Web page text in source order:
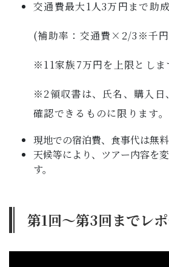
交通費最大1人3万円まで助成
(補助率：交通費×2/3※千
※11家族7万円を上限としま
※2領収書は、氏名、購入日
確認できるものに限ります。
現地での宿泊費、食事代は無料
天候等により、ツアー内容を
す。
第1回～第3回までレ